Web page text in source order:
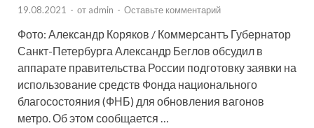
19.08.2021 - от admin - Оставьте комментарий
Фото: Александр Коряков / Коммерсантъ Губернатор
Санкт-Петербурга Александр Беглов обсудил в
аппарате правительства России подготовку заявки на
использование средств Фонда национального
благосостояния (ФНБ) для обновления вагонов
метро. Об этом сообщается …